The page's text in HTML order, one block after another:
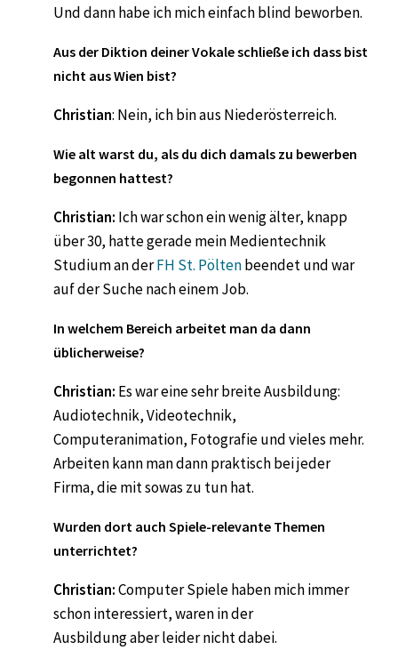
Und dann habe ich mich einfach blind beworben.
Aus der Diktion deiner Vokale schließe ich dass bist
nicht aus Wien bist?
Christian: Nein, ich bin aus Niederösterreich.
Wie alt warst du, als du dich damals zu bewerben
begonnen hattest?
Christian: Ich war schon ein wenig älter, knapp
über 30, hatte gerade mein Medientechnik
Studium an derFH St. Pöltenbeendet und war
auf der Suche nach einem Job.
In welchem Bereich arbeitet man da dann
üblicherweise?
Christian: Es war eine sehr breite Ausbildung:
Audiotechnik, Videotechnik,
Computeranimation, Fotografie und vieles mehr.
Arbeiten kann man dann praktisch bei jeder
Firma, die mit sowas zu tun hat.
Wurden dort auch Spiele-relevante Themen
unterrichtet?
Christian:Computer Spiele haben mich immer
schon interessiert, waren in der
Ausbildung aber leider nicht dabei.